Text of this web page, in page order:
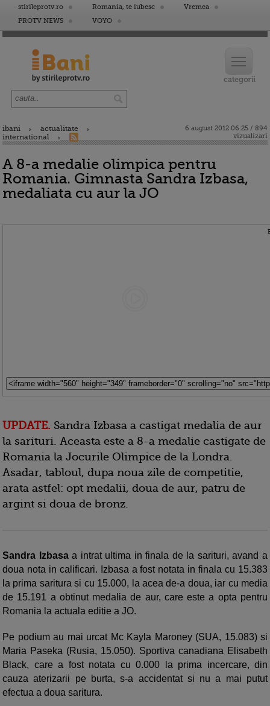
stirileprotv.ro Romania, te iubesc
Vremea
PROTV NEWS
VOYO
ibani
actualitate
international
6 august 2012 06:25 / 894
vizualizari
A 8-a medalie olimpica pentru
Romania. Gimnasta Sandra Izbasa,
medaliata cu aur la JO
UPDATE. Sandra Izbasa a castigat medalia de aur
la sarituri. Aceasta este a 8-a medalie castigate de
Romania la Jocurile Olimpice de la Londra.
Asadar, tabloul, dupa noua zile de competitie,
arata astfel: opt medalii, doua de aur, patru de
argint si doua de bronz.
Sandra Izbasaa intrat ultima in finala de la sarituri, avand a
doua nota in calificari. Izbasa a fost notata in finala cu 15.383
la prima saritura si cu 15.000, la acea de-a doua, iar cu media
de 15.191 a obtinut medalia de aur, care este a opta pentru
Romania la actuala editie a JO.
Pe podium au mai urcat Mc Kayla Maroney (SUA, 15.083) si
Maria Paseka (Rusia, 15.050). Sportiva canadiana Elisabeth
Black, care a fost notata cu 0.000 la prima incercare, din
cauza aterizarii pe burta, s-a accidentat si nu a mai putut
efectua a doua saritura.